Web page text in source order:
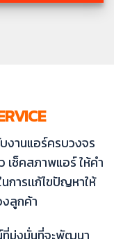
บงานแอร์ครบวงจร
เช็คสภาพแอร์ ให้คำ
การเเก้ไขปัญหาให้
ลูกค้า
ที่มุ่งมั่นที่จะพัฒนา